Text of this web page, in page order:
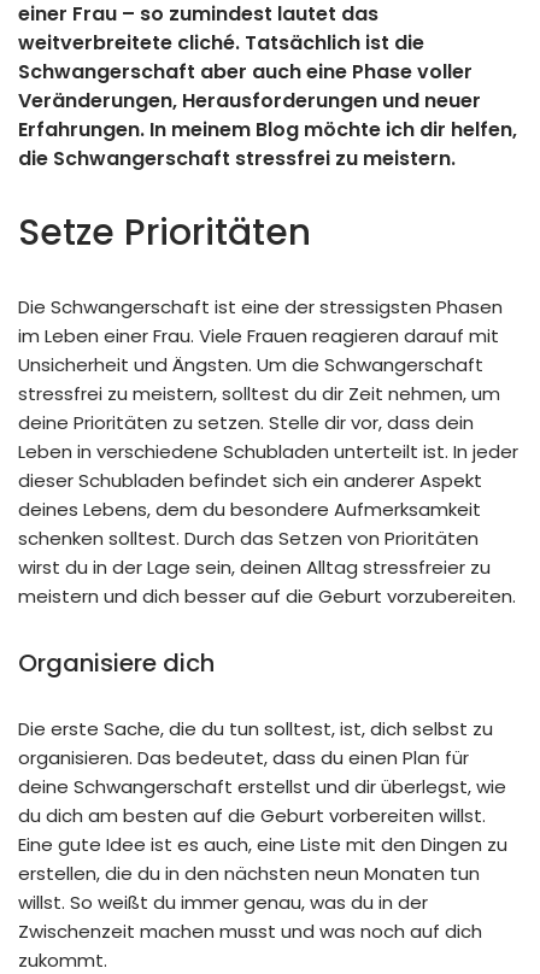
einer Frau – so zumindest lautet das
weitverbreitete cliché. Tatsächlich ist die
Schwangerschaft aber auch eine Phase voller
Veränderungen, Herausforderungen und neuer
Erfahrungen. In meinem Blog möchte ich dir helfen,
die Schwangerschaft stressfrei zu meistern.
Setze Prioritäten
Die Schwangerschaft ist eine der stressigsten Phasen
im Leben einer Frau. Viele Frauen reagieren darauf mit
Unsicherheit und Ängsten. Um die Schwangerschaft
stressfrei zu meistern, solltest du dir Zeit nehmen, um
deine Prioritäten zu setzen. Stelle dir vor, dass dein
Leben in verschiedene Schubladen unterteilt ist. In jeder
dieser Schubladen befindet sich ein anderer Aspekt
deines Lebens, dem du besondere Aufmerksamkeit
schenken solltest. Durch das Setzen von Prioritäten
wirst du in der Lage sein, deinen Alltag stressfreier zu
meistern und dich besser auf die Geburt vorzubereiten.
Organisiere dich
Die erste Sache, die du tun solltest, ist, dich selbst zu
organisieren. Das bedeutet, dass du einen Plan für
deine Schwangerschaft erstellst und dir überlegst, wie
du dich am besten auf die Geburt vorbereiten willst.
Eine gute Idee ist es auch, eine Liste mit den Dingen zu
erstellen, die du in den nächsten neun Monaten tun
willst. So weißt du immer genau, was du in der
Zwischenzeit machen musst und was noch auf dich
zukommt.